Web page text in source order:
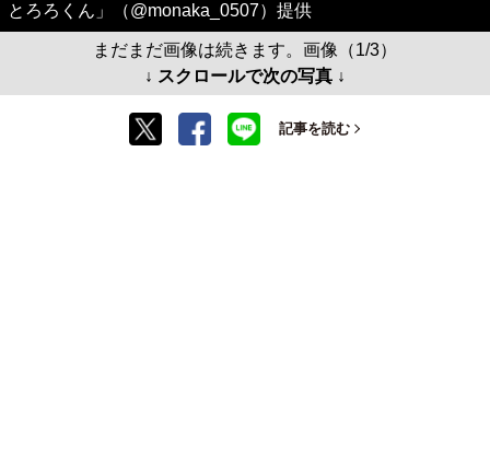
とろろくん」（@monaka_0507）提供
まだまだ画像は続きます。画像（1/3）
↓ スクロールで次の写真 ↓
記事を読む